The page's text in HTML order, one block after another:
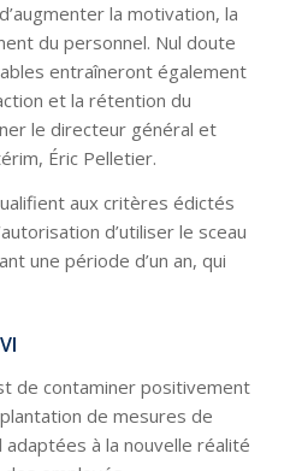
la motivation, la
du personnel. Nul doute
entraîneront également
et la rétention du
le directeur général et
Éric Pelletier.
aux critères édictés
d’utiliser le sceau
une période d’un an, qui
de contaminer positivement
de mesures de
à la nouvelle réalité